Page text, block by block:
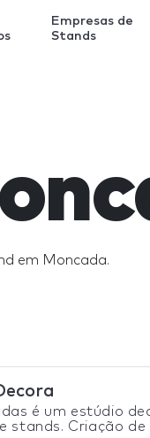
Empresas de
Stands
em Moncada.
é um estúdio
stands. Criação de